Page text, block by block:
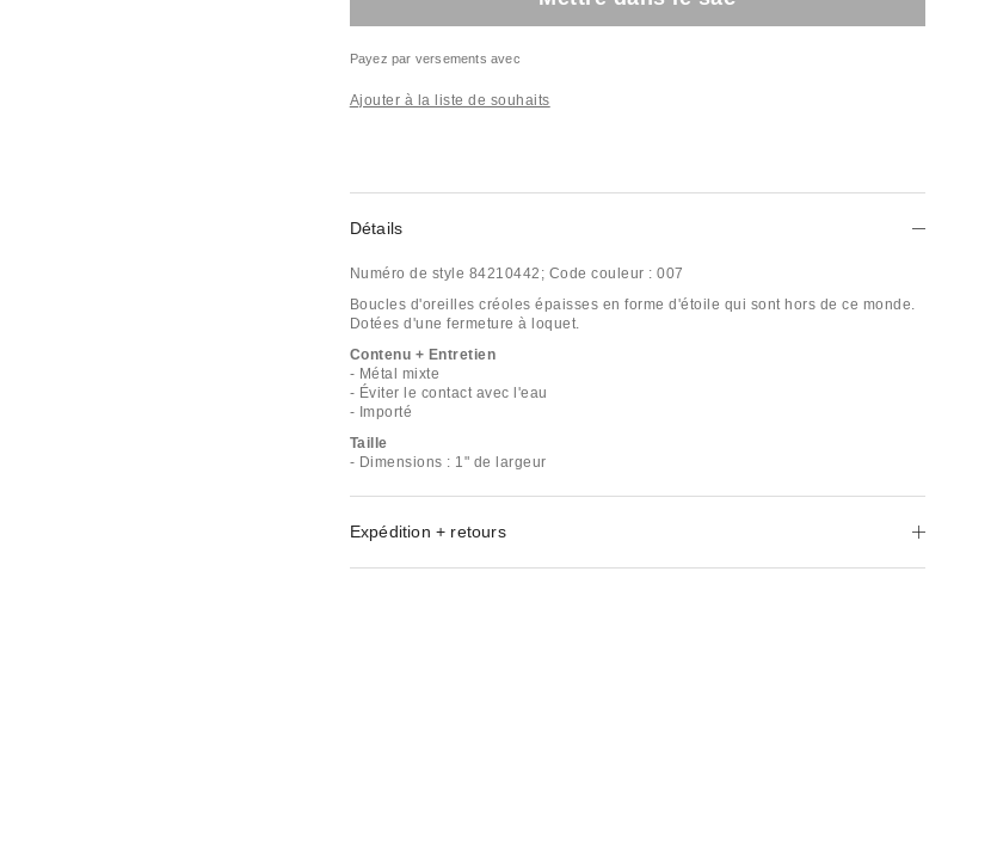
Payez par versements avec
Ajouter à la liste de souhaits
Détails
Numéro de style 84210442; Code couleur : 007
Boucles d'oreilles créoles épaisses en forme d'étoile qui sont hors de ce monde.
Dotées d'une fermeture à loquet.
Contenu + Entretien
- Métal mixte
- Éviter le contact avec l'eau
- Importé
Taille
- Dimensions : 1" de largeur
Expédition + retours